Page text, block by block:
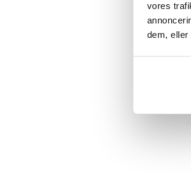
vores
dem, eller